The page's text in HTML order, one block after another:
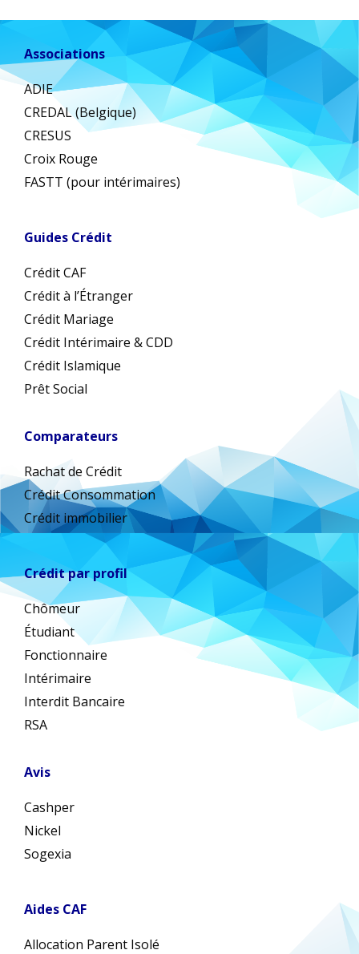
Associations
ADIE
CREDAL (Belgique)
CRESUS
Croix Rouge
FASTT (pour intérimaires)
Guides Crédit
Crédit CAF
Crédit à l’Étranger
Crédit Mariage
Crédit Intérimaire & CDD
Crédit Islamique
Prêt Social
Comparateurs
Rachat de Crédit
Crédit Consommation
Crédit immobilier
Crédit par profil
Chômeur
Étudiant
Fonctionnaire
Intérimaire
Interdit Bancaire
RSA
Avis
Cashper
Nickel
Sogexia
Aides CAF
Allocation Parent Isolé